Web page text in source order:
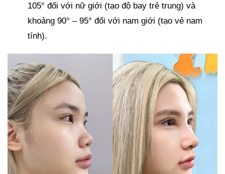
105° đối với nữ giới (tạo độ bay trẻ trung) và
khoảng 90° – 95° đối với nam giới (tạo vẻ nam
tính).